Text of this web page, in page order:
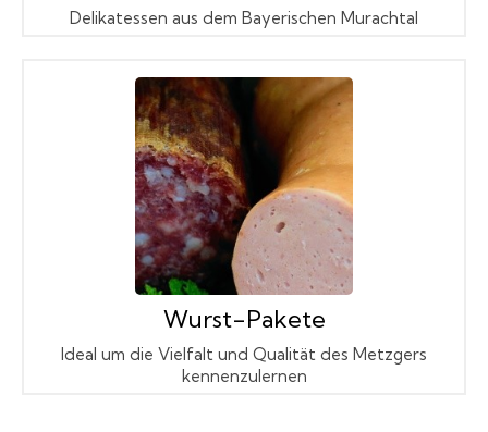
Delikatessen aus dem Bayerischen Murachtal
Wurst-Pakete
Ideal um die Vielfalt und Qualität des Metzgers
kennenzulernen